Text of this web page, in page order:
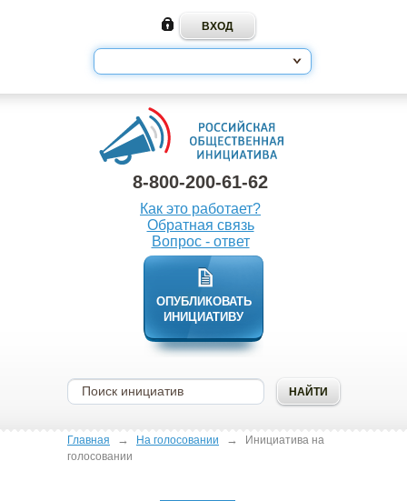
8-800-200-61-62
Как это работает?
Обратная связь
Вопрос - ответ
ОПУБЛИКОВАТЬ
ИНИЦИАТИВУ
Главная → На голосовании →
Инициатива на
голосовании